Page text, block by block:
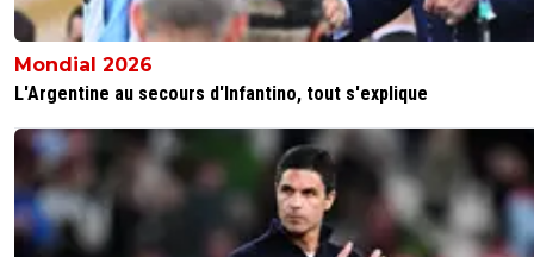
Mondial 2026
L'Argentine au secours d'Infantino, tout s'explique